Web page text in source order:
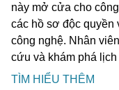
này mở cửa cho
các hồ sơ độc quyền
công nghệ. Nhân
cứu và khám phá
TÌM HIỂU THÊM